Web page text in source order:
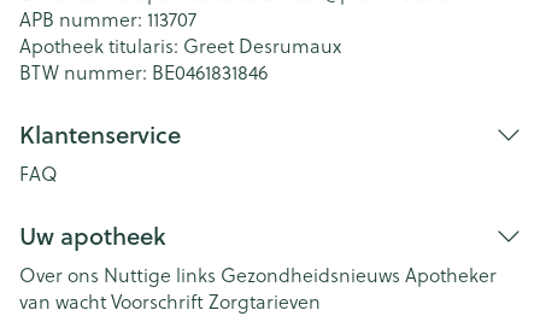
APB nummer: 113707
Apotheek titularis: Greet Desrumaux
BTW nummer: BE0461831846
Klantenservice
FAQ
Uw apotheek
Over ons Nuttige links Gezondheidsnieuws Apotheker
van wachtVoorschriftZorgtarieven